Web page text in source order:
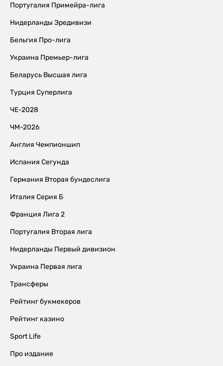
Португалия Примейра-лига
Нидерланды Эредивизи
Бельгия Про-лига
Украина Премьер-лига
Беларусь Высшая лига
Турция Суперлига
ЧЕ-2028
ЧМ-2026
Англия Чемпионшип
Испания Сегунда
Германия Вторая бундеслига
Италия Серия Б
Франция Лига 2
Португалия Вторая лига
Нидерланды Первый дивизион
Украина Первая лига
Трансферы
Рейтинг букмекеров
Рейтинг казино
Sport Life
Про издание